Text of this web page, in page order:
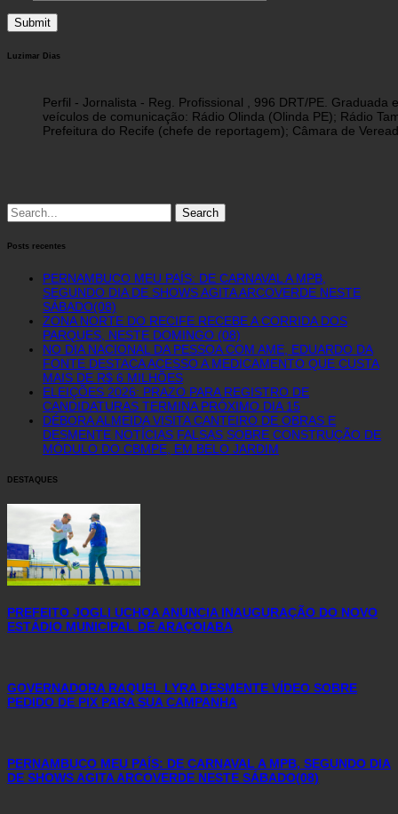
Luzimar Dias
Perfil - Jornalista - Reg. Profissional , 996 DRT/PE.
veículos de comunicação: Rádio Olinda (Olinda PE); Rádio
Prefeitura do Recife (chefe de reportagem); Câmara de
Search
for:
Posts recentes
PERNAMBUCO MEU PAÍS: DE CARNAVAL A MPB,
SEGUNDO DIA DE SHOWS AGITA ARCOVERDE NESTE
SÁBADO(08)
ZONA NORTE DO RECIFE RECEBE A CORRIDA DOS
PARQUES, NESTE DOMINGO (08)
NO DIA NACIONAL DA PESSOA COM AME, EDUARDO DA
FONTE DESTACA ACESSO A MEDICAMENTO QUE CUSTA
MAIS DE R$ 6 MILHÕES
ELEIÇÕES 2026: PRAZO PARA REGISTRO DE
CANDIDATURAS TERMINA PRÓXIMO DIA 15
DÉBORA ALMEIDA VISITA CANTEIRO DE OBRAS E
DESMENTE NOTÍCIAS FALSAS SOBRE CONSTRUÇÃO DE
MÓDULO DO CBMPE, EM BELO JARDIM
DESTAQUES
PREFEITO JOGLI UCHOA ANUNCIA INAUGURAÇÃO DO NOVO
ESTÁDIO MUNICIPAL DE ARAÇOIABA
GOVERNADORA RAQUEL LYRA DESMENTE VÍDEO SOBRE
PEDIDO DE PIX PARA SUA CAMPANHA
PERNAMBUCO MEU PAÍS: DE CARNAVAL A MPB, SEGUNDO DIA
DE SHOWS AGITA ARCOVERDE NESTE SÁBADO(08)